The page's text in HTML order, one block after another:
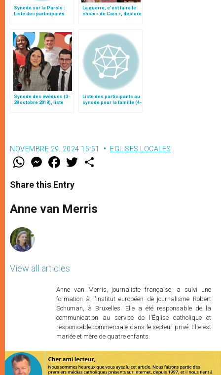
Synode sur la Parole :
Liste des participants
La guerre, c’est faire le
choix « de Caïn », déplore
Synode des évêques (3-
28 octobre 2018), liste
Liste des participants au
synode pour la famille (4-
NOVEMBRE 29, 2024 15:51 EGLISES LOCALES
W
t
s
p
p
M
e
s
e
g
e
F
a
e
b
o
k
w
r
Share this Entry
Anne van Merris
View all articles
Anne van Merris, journaliste française, a suivi une
formation à l'Institut européen de journalisme Robert
Schuman, à Bruxelles. Elle a été responsable de la
communication au service de l'Église catholique et
responsable commerciale dans le secteur privé. Elle est
mariée et mère de quatre enfants.